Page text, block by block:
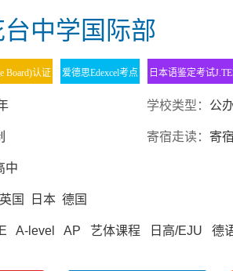
中学国际部
Board)认证 爱德思Edexcel考点 日本语鉴定考试
学校类型： 公
寄宿走读： 寄
中
国 日本 德国
A-level AP 艺体课程 日高/EJU 德